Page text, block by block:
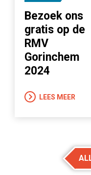
Bezoek ons
gratis op de
RMV
Gorinchem
2024
LEES MEER